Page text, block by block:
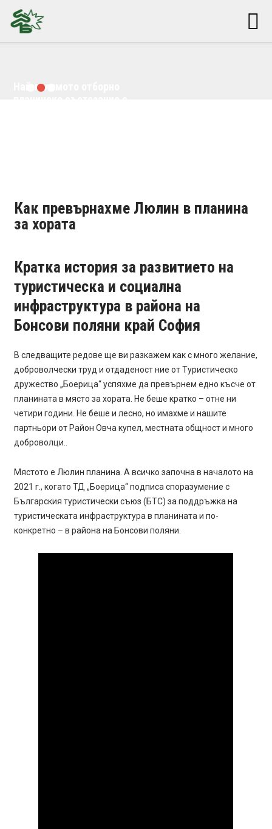
Най-голямото отборно
Как превърнахме Люлин в планина
за хората
Кратка история за развитието на
туристическа и социална
инфраструктура в района на
Бонсови поляни край София
В следващите редове ще ви разкажем как с много желание,
доброволчески труд и отдаденост ние от Туристическо
дружество „Боерица“ успяхме да превърнем едно късче от
планината в място за хората. Не беше кратко – отне ни
четири години. Не беше и лесно, но имахме и нашите
партньори от Район Овча купел, местната общност и много
доброволци..
Мястото е Люлин планина. А всичко започна в началото на
2021 г., когато ТД „Боерица“ подписа споразумение с
Българския туристически съюз (БТС) за поддръжка на
туристическата инфраструктура в планината и по-
конкретно – в района на Бонсови поляни.